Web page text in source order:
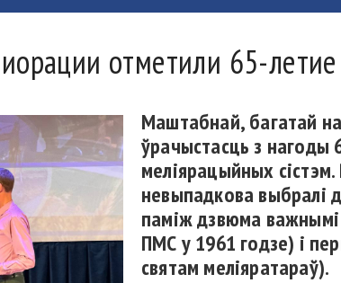
отметили 65-
Маштабнай, багатай на
ўрачыстасць з нагоды
меліярацыйных сістэм.
невыпадкова выбралі
паміж дзвюма
ПМС у 1961 годзе) і
святам меліяратараў).